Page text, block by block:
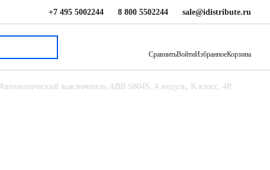
+7 495 5002244 8 800 5502244 sale@idistribute.ru
СравнитьВойтиИзбранноеКорзина
Автоматический выключатель ABB S804S, 4 модуль, K класс, 4P,